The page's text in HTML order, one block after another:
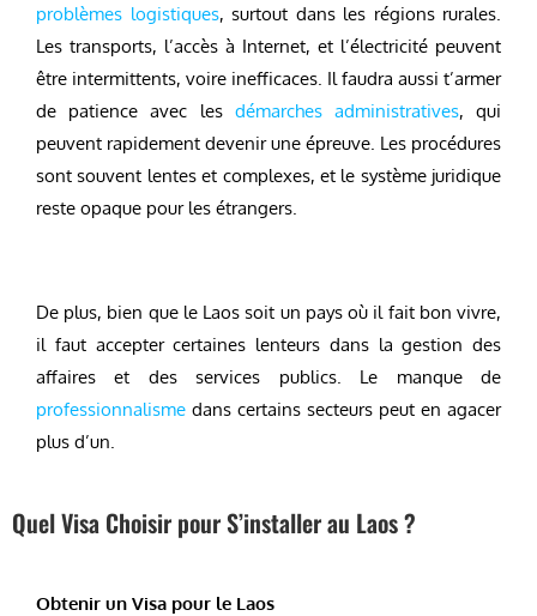
problèmes logistiques, surtout dans les régions rurales.
Les transports, l’accès à Internet, et l’électricité peuvent
être intermittents, voire inefficaces. Il faudra aussi t’armer
de patience avec les démarches administratives, qui
peuvent rapidement devenir une épreuve. Les procédures
sont souvent lentes et complexes, et le système juridique
reste opaque pour les étrangers.
De plus, bien que le Laos soit un pays où il fait bon vivre,
il faut accepter certaines lenteurs dans la gestion des
affaires et des services publics. Le manque de
professionnalisme dans certains secteurs peut en agacer
plus d’un.
Quel Visa Choisir pour S’installer au Laos ?
Obtenir un Visa pour le Laos